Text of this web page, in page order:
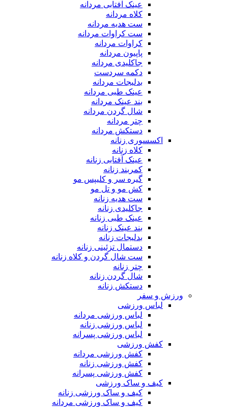
عینک آفتابی مردانه
کلاه مردانه
ست هدیه مردانه
ست کراوات مردانه
کراوات مردانه
پاپیون مردانه
جاکلیدی مردانه
دکمه سردست
بدلیجات مردانه
عینک طبی مردانه
بند عینک مردانه
شال گردن مردانه
چتر مردانه
دستکش مردانه
اکسسوری زنانه
کلاه زنانه
عینک آفتابی زنانه
کمربند زنانه
گیره سر و کلیپس مو
کش مو و تل مو
ست هدیه زنانه
جاکلیدی زنانه
عینک طبی زنانه
بند عینک زنانه
بدلیجات زنانه
دستمال تزئینی زنانه
ست شال گردن و کلاه زنانه
چتر زنانه
شال گردن زنانه
دستکش زنانه
ورزش و سفر
لباس ورزشی
لباس ورزشی مردانه
لباس ورزشی زنانه
لباس ورزشی پسرانه
کفش ورزشی
کفش ورزشی مردانه
کفش ورزشی زنانه
کفش ورزشی پسرانه
کیف و ساک ورزشی
کیف و ساک ورزشی زنانه
کیف و ساک ورزشی مردانه